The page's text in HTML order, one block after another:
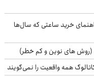
خرید ساعتی که سال‌ها
(روش های نوین و کم خطر)
همه واقعیت را نمی‌گویند